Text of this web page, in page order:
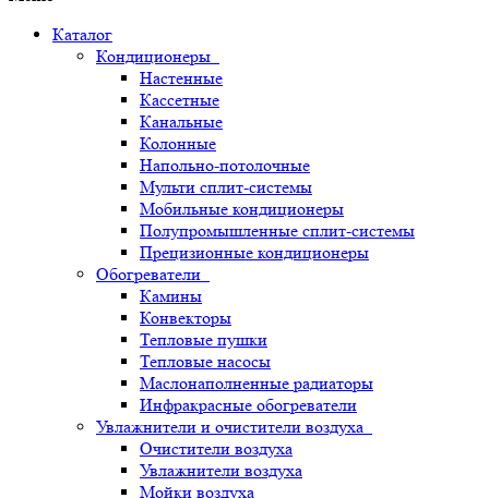
Каталог
Кондиционеры
Настенные
Кассетные
Канальные
Колонные
Напольно-потолочные
Мульти сплит-системы
Мобильные кондиционеры
Полупромышленные сплит-системы
Прецизионные кондиционеры
Обогреватели
Камины
Конвекторы
Тепловые пушки
Тепловые насосы
Маслонаполненные радиаторы
Инфракрасные обогреватели
Увлажнители и очистители воздуха
Очистители воздуха
Увлажнители воздуха
Мойки воздуха